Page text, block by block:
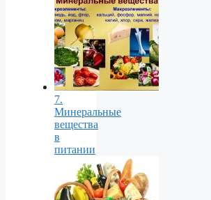
7.
Минеральные
вещества
в
питании